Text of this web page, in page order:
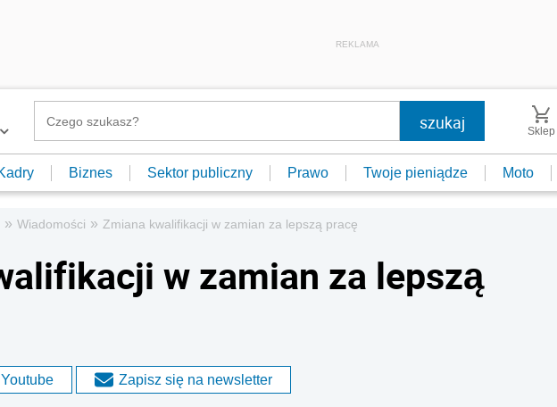
REKLAMA
Sklep
Biznes Sektor publiczny Prawo Twoje pieniądze Moto
» Wiadomości » Zmiana kwalifikacji w zamian za lepszą pracę
w zamian za lepszą
Zapisz się na newsletter